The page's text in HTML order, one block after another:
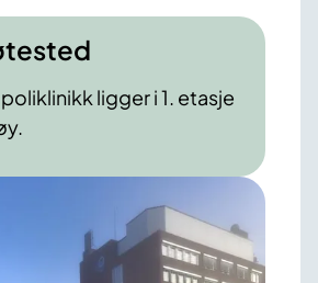
ligger i 1. etasje